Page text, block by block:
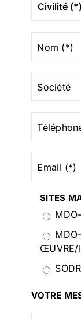
Nom (*)
Société
Email (*)
SITES
ŒUVRE/
VOTRE